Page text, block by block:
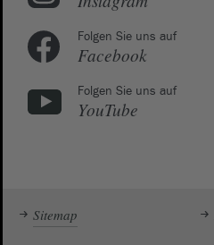
Folgen Sie uns auf
Facebook
Folgen Sie uns auf
YouTube
Sitemap